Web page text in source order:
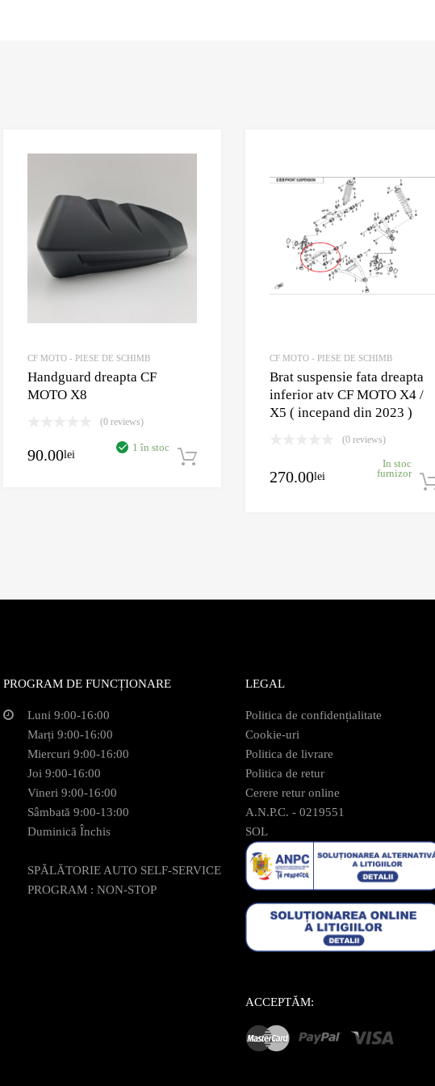
Adaugă în coș
Comparație?
CF MOTO - PIESE DE SCHIMB
Handguard dreapta CF
MOTO X8
(0 reviews)
90.00lei
1 în stoc
CF MOTO - PIESE DE SCHIMB
Brat suspensie fata dreapta
inferior atv CF MOTO X4 /
X5 ( incepand din 2023 )
(0 reviews)
270.00lei
In stoc
furnizor
PROGRAM DE FUNCȚIONARE
Luni 9:00-16:00
Marți 9:00-16:00
Miercuri 9:00-16:00
Joi 9:00-16:00
Vineri 9:00-16:00
Sâmbată 9:00-13:00
Duminică Închis
SPĂLĂTORIE AUTO SELF-SERVICE
PROGRAM : NON-STOP
LEGAL
Politica de confidențialitate
Cookie-uri
Politica de livrare
Politica de retur
Cerere retur online
A.N.P.C. - 0219551
SOL
ACCEPTĂM: